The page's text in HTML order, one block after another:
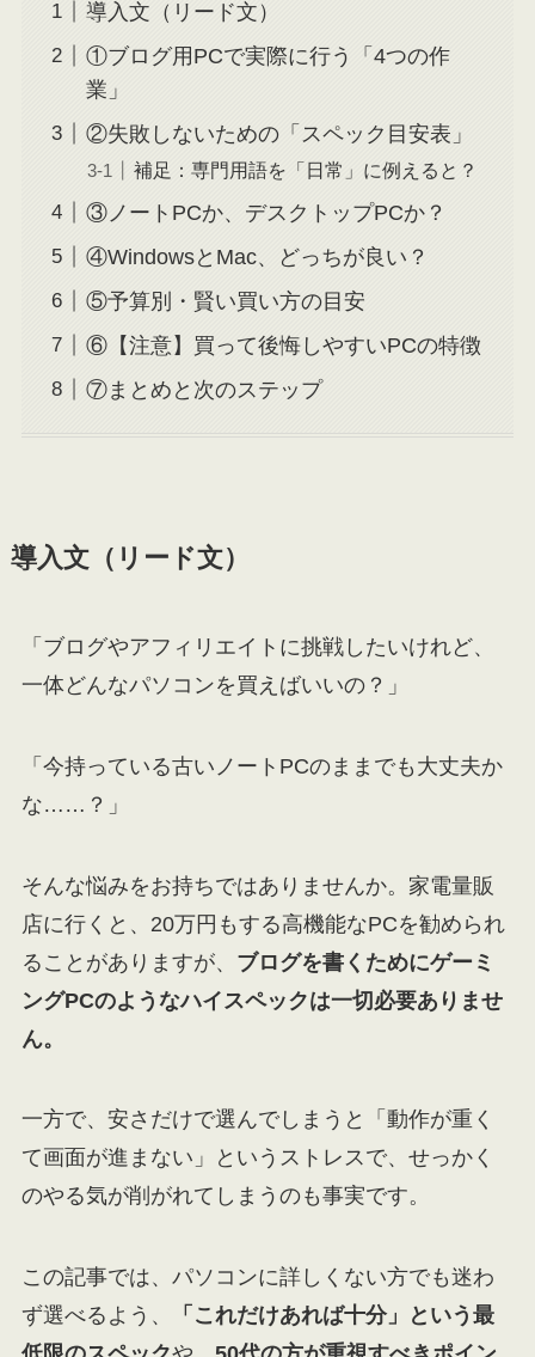
導入文（リード文）
①ブログ用PCで実際に行う「4つの作
業」
②失敗しないための「スペック目安表」
補足：専門用語を「日常」に例えると？
③ノートPCか、デスクトップPCか？
④WindowsとMac、どっちが良い？
⑤予算別・賢い買い方の目安
⑥【注意】買って後悔しやすいPCの特徴
⑦まとめと次のステップ
導入文（リード文）
「ブログやアフィリエイトに挑戦したいけれど、
一体どんなパソコンを買えばいいの？」
「今持っている古いノートPCのままでも大丈夫か
な……？」
そんな悩みをお持ちではありませんか。家電量販
店に行くと、20万円もする高機能なPCを勧められ
ることがありますが、 ブログを書くためにゲーミ
ングPCのようなハイスペックは一切必要ありませ
ん。
一方で、安さだけで選んでしまうと「動作が重く
て画面が進まない」というストレスで、せっかく
のやる気が削がれてしまうのも事実です。
この記事では、パソコンに詳しくない方でも迷わ
ず選べるよう、
「これだけあれば十分」という最